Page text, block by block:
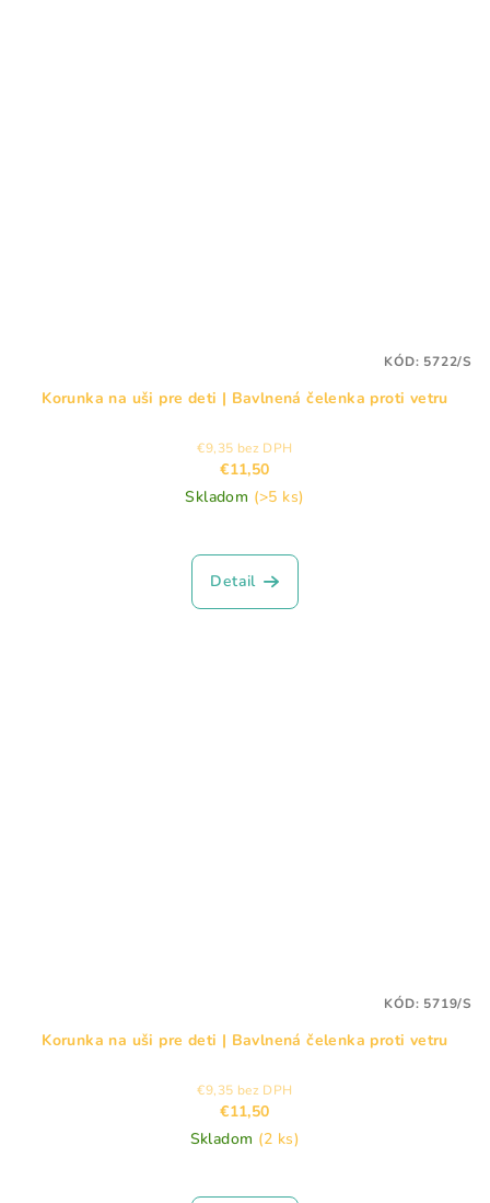
Korunka na uši pre deti | Bavlnená čelenka proti vetru
€9,35 bez DPH
€11,50
Skladom (>5 ks)
Detail
KÓD: 5722/S
Korunka na uši pre deti | Bavlnená čelenka proti vetru
€9,35 bez DPH
€11,50
Skladom (2 ks)
KÓD: 5719/S